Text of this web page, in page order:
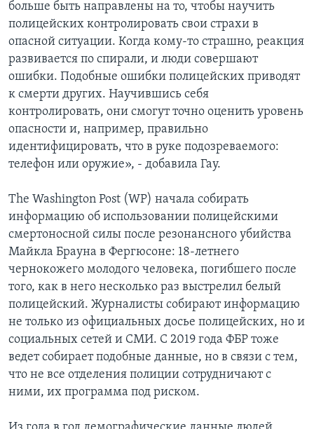
больше быть направлены на то, чтобы научить
полицейских контролировать свои страхи в
опасной ситуации. Когда кому-то страшно, реакция
развивается по спирали, и люди совершают
ошибки. Подобные ошибки полицейских приводят
к смерти других. Научившись себя
контролировать, они смогут точно оценить уровень
опасности и, например, правильно
идентифицировать, что в руке подозреваемого:
телефон или оружие», - добавила Гау.
The Washington Post (WP) начала собирать
информацию об использовании полицейскими
смертоносной силы после резонансного убийства
Майкла Брауна в Фергюсоне: 18-летнего
чернокожего молодого человека, погибшего после
того, как в него несколько раз выстрелил белый
полицейский. Журналисты собирают информацию
не только из официальных досье полицейских, но и
социальных сетей и СМИ. С 2019 года ФБР тоже
ведет собирает подобные данные, но в связи с тем,
что не все отделения полиции сотрудничают с
ними, их программа под риском.